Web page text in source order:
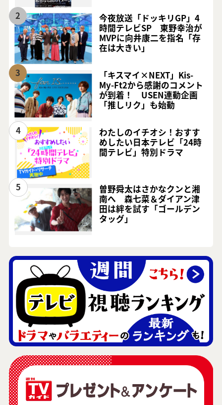
2
今夜放送「ドッキリGP」4
時間テレビSP 東野幸治が
MVPに向井康二を指名「存
在は大きい」
3
「キスマイ×NEXT」Kis-
My-Ft2から感謝のコメント
が到着！ USEN連動企画
「推しリク」も始動
4
わたしのイチオシ！おすす
めしたい日本テレビ「24時
間テレビ」特別ドラマ
5
曽野舜太はさかなクンと湘
南へ 森七菜＆ダイアン津
田は絆を試す「ゴールデン
タッグ」